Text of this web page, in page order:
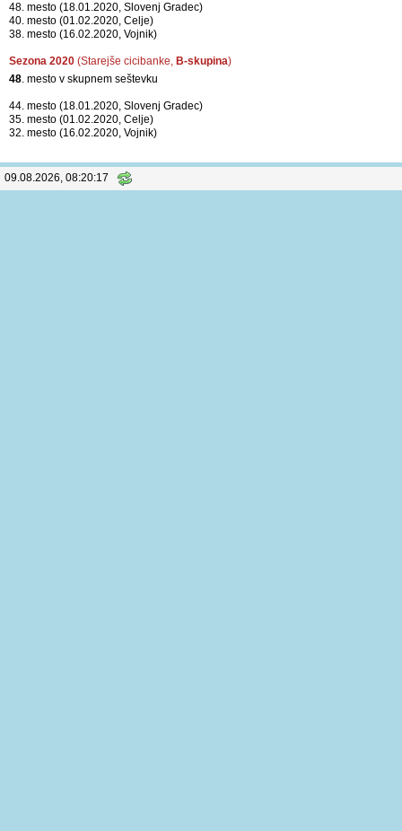
48. mesto (18.01.2020, Slovenj Gradec)
40. mesto (01.02.2020, Celje)
38. mesto (16.02.2020, Vojnik)
Sezona 2020 (Starejše cicibanke, B-skupina)
48. mesto v skupnem seštevku
44. mesto (18.01.2020, Slovenj Gradec)
35. mesto (01.02.2020, Celje)
32. mesto (16.02.2020, Vojnik)
09.08.2026, 08:20:17